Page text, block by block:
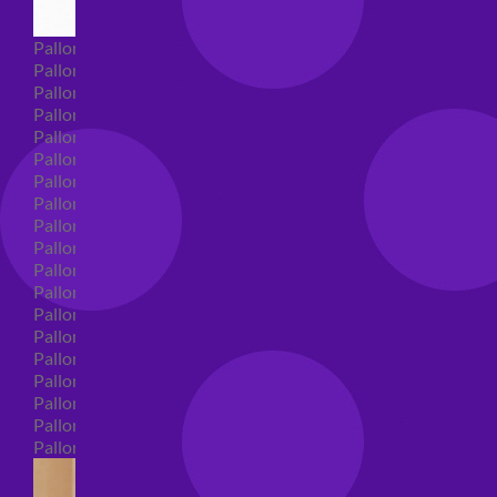
Palloncini Super Shape
Palloncini nascita super shape
Palloncini Battesimo super shape
Palloncini primo compleanno super shape
Palloncini personaggi super shape
Palloncini Comunione super shape
Palloncini cresima super shape
Palloncini laurea super shape
Palloncini compleanno super shape
Palloncini 18 anni super shape
Palloncini 30 anni super shape
Palloncini Altre ricorrenze super shape
Palloncini 40 anni super shape
Palloncini Animali super shape
Palloncini 50 anni super shape
Palloncini 60/70/80/90/100 anni super shape
Palloncini matrimonio super shape
Palloncini anniversario super shape
Palloncini generici super shape